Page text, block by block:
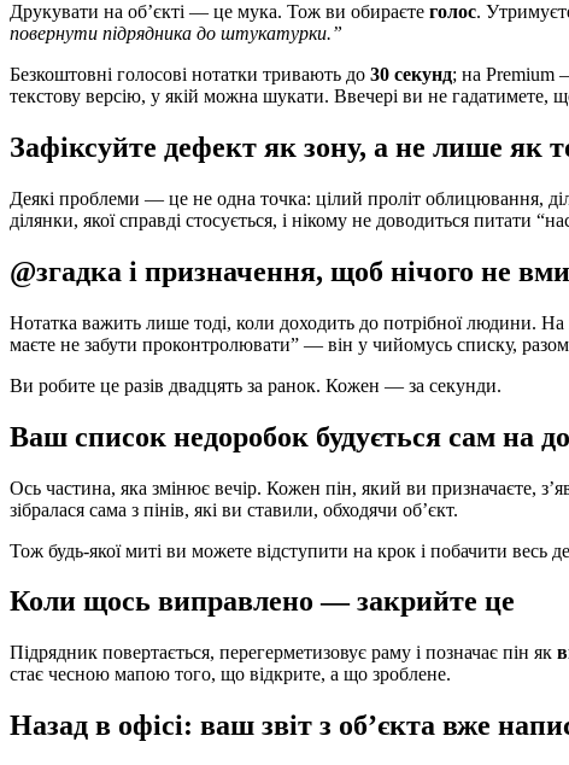
Друкувати на об’єкті — це мука. Тож ви обираєте голос.
повернути підрядника до штукатурки.”
Безкоштовні голосові нотатки тривають до 30 секунд; на Premium
текстову версію, у якій можна шукати. Ввечері ви не
Зафіксуйте дефект як зону, а не лише як
Деякі проблеми — це не одна точка: цілий проліт облицювання,
ділянки, якої справді стосується, і нікому не доводиться питати
@згадка і призначення, щоб нічого не
Нотатка важить лише тоді, коли доходить до потрібної людини. На
маєте не забути проконтролювати” — він у чийомусь списку,
Ви робите це разів двадцять за ранок. Кожен — за секунди.
Ваш список недоробок будується сам на
Ось частина, яка змінює вечір. Кожен пін, який ви призначаєте,
зібралася сама з пінів, які ви ставили, обходячи об’єкт.
Тож будь-якої миті ви можете відступити на крок і побачити весь
Коли щось виправлено — закрийте це
Підрядник повертається, перегерметизовує раму і позначає пін як
стає чесною мапою того, що відкрите, а що зроблене.
Назад в офісі: ваш звіт з об’єкта вже